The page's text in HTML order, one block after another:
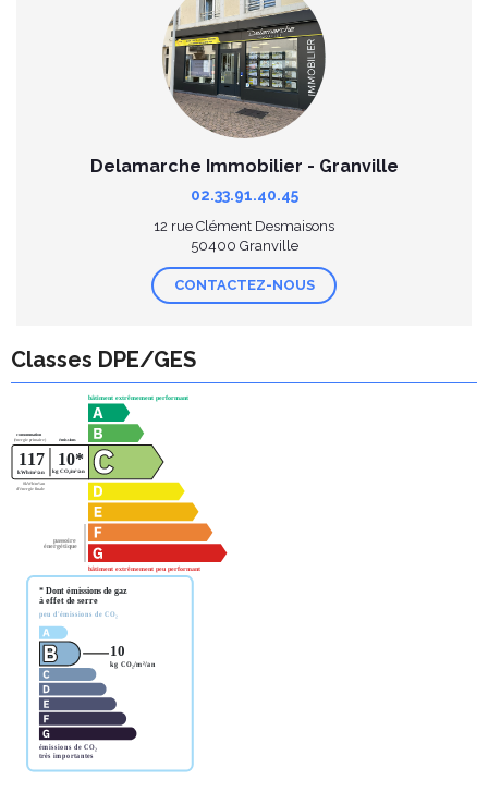
Delamarche Immobilier - Granville
02.33.91.40.45
12 rue Clément Desmaisons
50400 Granville
CONTACTEZ-NOUS
Classes DPE/GES